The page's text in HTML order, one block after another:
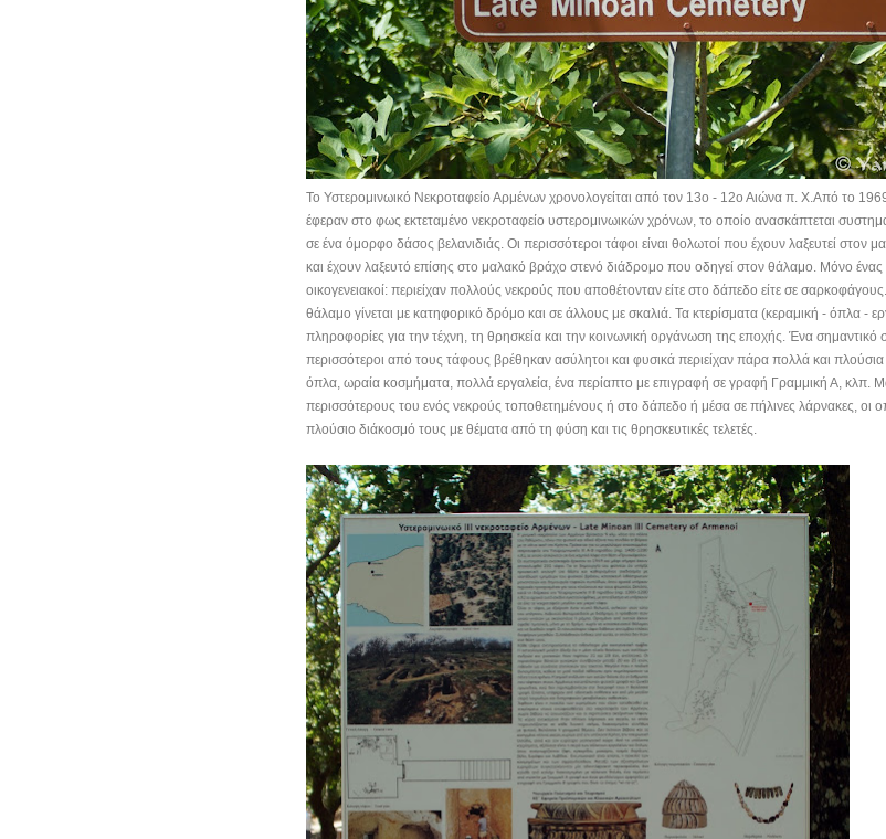
Το Υστερομινωικό Νεκροταφείο Αρμένων χρονολογείται από τον 13ο - 12ο Αιώνα π. Χ.Από το 1969
έφεραν στο φως εκτεταμένο νεκροταφείο υστερομινωικών χρόνων, το οποίο ανασκάπτεται
σε ένα όμορφο δάσος βελανιδιάς. Οι περισσότεροι τάφοι είναι θολωτοί που έχουν λαξευτεί
και έχουν λαξευτό επίσης στο μαλακό βράχο στενό διάδρομο που οδηγεί στον θάλαμο. Μόνο ένας
οικογενειακοί: περιείχαν πολλούς νεκρούς που αποθέτονταν είτε στο δάπεδο είτε σε
θάλαμο γίνεται με κατηφορικό δρόμο και σε άλλους με σκαλιά. Τα κτερίσματα (κεραμική - όπλα -
πληροφορίες για την τέχνη, τη θρησκεία και την κοινωνική οργάνωση της εποχής. Ένα σημαντικό
περισσότεροι από τους τάφους βρέθηκαν ασύλητοι και φυσικά περιείχαν πάρα πολλά και
όπλα, ωραία κοσμήματα, πολλά εργαλεία, ένα περίαπτο με επιγραφή σε γραφή Γραμμική Α, κλπ.
περισσότερους του ενός νεκρούς τοποθετημένους ή στο δάπεδο ή μέσα σε πήλινες λάρνακες, οι
πλούσιο διάκοσμό τους με θέματα από τη φύση και τις θρησκευτικές τελετές.